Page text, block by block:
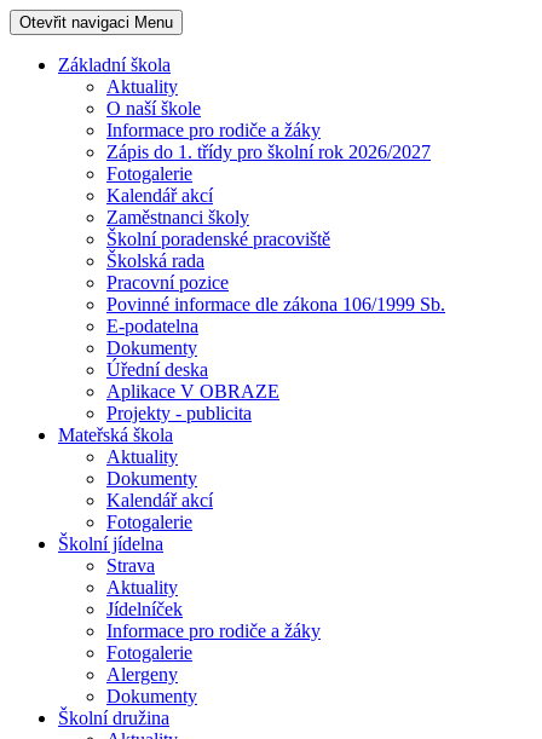
Otevřit navigaci Menu
Základní škola
Aktuality
O naší škole
Informace pro rodiče a žáky
Zápis do 1. třídy pro školní rok 2026/2027
Fotogalerie
Kalendář akcí
Zaměstnanci školy
Školní poradenské pracoviště
Školská rada
Pracovní pozice
Povinné informace dle zákona 106/1999 Sb.
E-podatelna
Dokumenty
Úřední deska
Aplikace V OBRAZE
Projekty - publicita
Mateřská škola
Aktuality
Dokumenty
Kalendář akcí
Fotogalerie
Školní jídelna
Strava
Aktuality
Jídelníček
Informace pro rodiče a žáky
Fotogalerie
Alergeny
Dokumenty
Školní družina